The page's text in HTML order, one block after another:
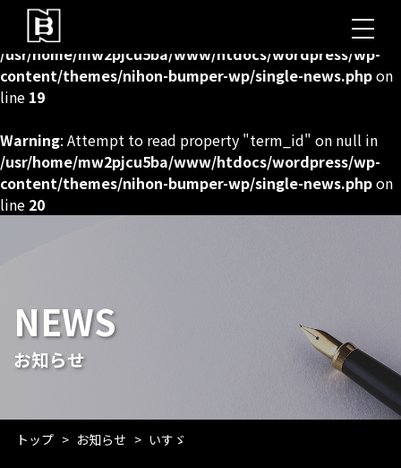
Warning
/usr/home/mw2pjcu5ba/www/htdocs/wordpress/wp-
content/themes/nihon-bumper-wp/single-news.phpon
line 19
Warning: Attempt to read property "term_id" on null in
/usr/home/mw2pjcu5ba/www/htdocs/wordpress/wp-
content/themes/nihon-bumper-wp/single-news.phpon
line 20
NEWS
お知らせ
トップ お知らせ いすゞ